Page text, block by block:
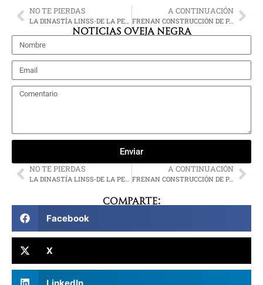
NO TE PIERDAS
LA DINASTÍA LINSS-DE LA PEÑA
A CONTINUACIÓN
FRENAN CONSTRUCCIÓN DE PARQUE ACUÁTICO EN MAHAHUAL
NOTICIAS OVEJA NEGRA
Enviar
NO TE PIERDAS
LA DINASTÍA LINSS-DE LA PEÑA
A CONTINUACIÓN
FRENAN CONSTRUCCIÓN DE PARQUE ACUÁTICO EN MAHAHUAL
Comparte:
Facebook
X